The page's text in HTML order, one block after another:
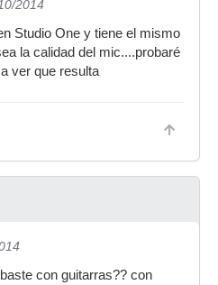
2014
Studio One y tiene el mismo
la calidad del mic....probaré
ver que resulta
con guitarras?? con